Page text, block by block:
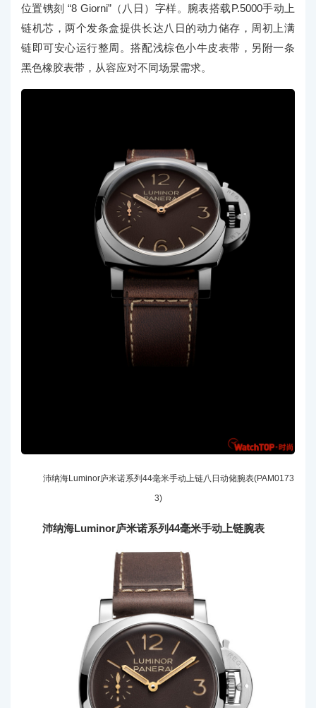
位置镌刻 “8 Giorni”（八日）字样。腕表搭载P.5000手动上
链机芯，两个发条盒提供长达八日的动力储存，周初上满
链即可安心运行整周。搭配浅棕色小牛皮表带，另附一条
黑色橡胶表带，从容应对不同场景需求。
沛纳海Luminor庐米诺系列44毫米手动上链八日动储腕表(PAM0173
3)
沛纳海Luminor庐米诺系列44毫米手动上链腕表